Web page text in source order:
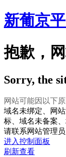
新葡京
抱歉，
Sorry, the
网站可能因以下
域名未绑定、网
标、域名未备案
请联系网站管理
进入控制面板
刷新查看